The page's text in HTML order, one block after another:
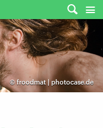
© froodmat | photocase.de